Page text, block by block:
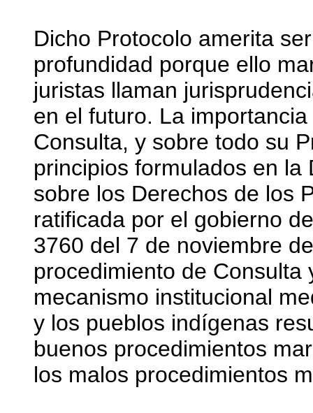
Dicho Protocolo amerita
profundidad porque ello
juristas llaman
en el futuro. La
Consulta, y sobre todo su
principios formulados en
sobre los Derechos de los
ratificada por el gobierno
3760 del 7 de noviembre
procedimiento de
mecanismo institucional
y los pueblos indígenas
buenos procedimientos
los malos procedimientos